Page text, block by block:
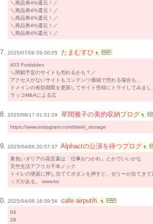
＼商品券4%還元！／
＼商品券4%還元！／
＼商品券4%還元！／
＼商品券4%還元！／
＼商品券4%還元！／
2025/07/06 09:00:05 たまむすひ
403 Forbidden
＼閉鎖予定のサイトも売れるかも？／
アクセスがないサイトもコンテンツ価値で売れる場合も…
ドメインの有効期限を更新してサイト売却にトライしてみまし
ラッコM&Aによる広
2025/06/17 01:51:29 草間雅子の美的収納ブログ
https://www.instagram.com/biteki_storage
2025/04/06 20:57:37 Alphactの公演を待つブログ
黄色いダリアの花言葉は「仕事おつかれ」とかでいいかな
天竺生活アフリカ千本ノック
トイレの便器に押し当ててボタンを押すと、ゼリーが出てき
ッズがある。 www.ko
2025/04/06 16:39:56 cafe airputih.
04
29